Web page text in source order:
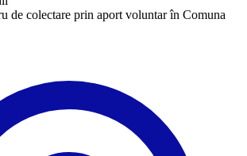
de colectare prin aport voluntar în Comuna